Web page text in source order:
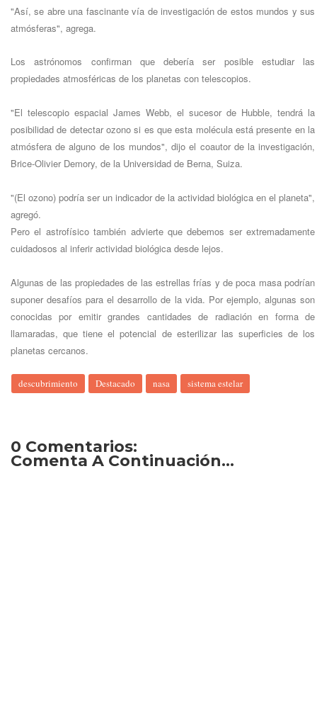
"Así, se abre una fascinante vía de investigación de estos mundos y sus
atmósferas", agrega.
Los astrónomos confirman que debería ser posible estudiar las
propiedades atmosféricas de los planetas con telescopios.
"El telescopio espacial James Webb, el sucesor de Hubble, tendrá la
posibilidad de detectar ozono si es que esta molécula está presente en la
atmósfera de alguno de los mundos", dijo el coautor de la investigación,
Brice-Olivier Demory, de la Universidad de Berna, Suiza.
"(El ozono) podría ser un indicador de la actividad biológica en el planeta",
agregó.
Pero el astrofísico también advierte que debemos ser extremadamente
cuidadosos al inferir actividad biológica desde lejos.
Algunas de las propiedades de las estrellas frías y de poca masa podrían
suponer desafíos para el desarrollo de la vida. Por ejemplo, algunas son
conocidas por emitir grandes cantidades de radiación en forma de
llamaradas, que tiene el potencial de esterilizar las superficies de los
planetas cercanos.
descubrimiento Destacado nasa sistema estelar
0 Comentarios:
Comenta A Continuación...